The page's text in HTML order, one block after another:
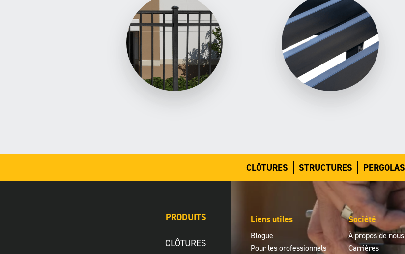
CLÔTURES STRUCTURES PERGOLAS
PRODUITS
CLÔTURES
Liens utiles
Blogue
Pour les orofessionnels
Société
À propos de nous
Carrières